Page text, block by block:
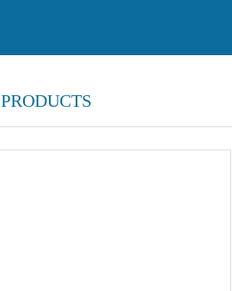
PRODUCTS